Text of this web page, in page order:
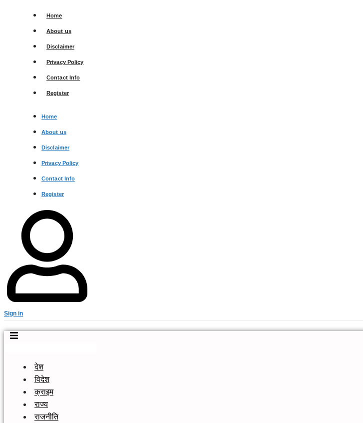
Home
About us
Disclaimer
Privacy Policy
Contact Info
Register
Home
About us
Disclaimer
Privacy Policy
Contact Info
Register
Sign in
देश
विदेश
क्राइम
राज्य
राजनीति